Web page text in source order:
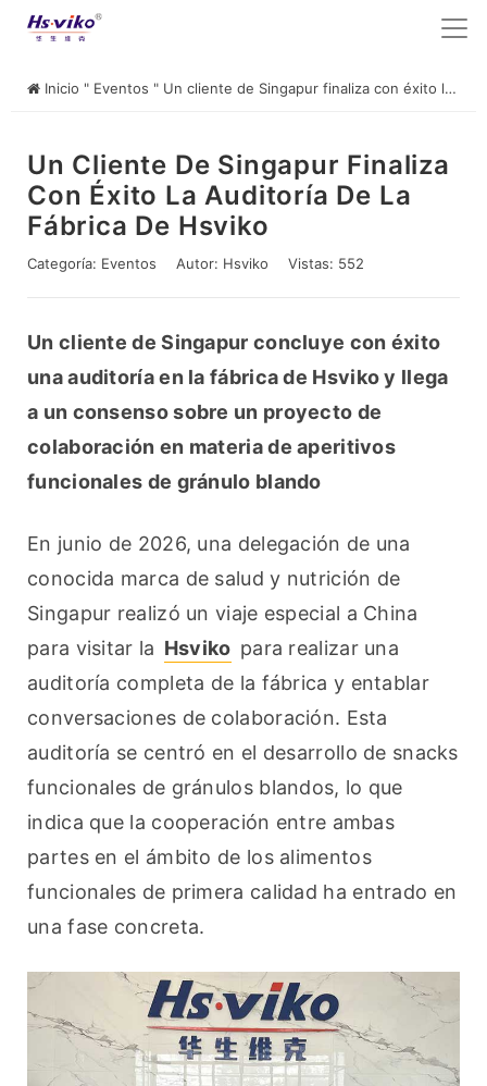
Inicio " Eventos " Un cliente de Singapur finaliza con éxito la auditoría de la fábrica de Hsviko
Un Cliente De Singapur Finaliza
Con Éxito La Auditoría De La
Fábrica De Hsviko
Categoría: Eventos Autor: Hsviko Vistas: 552
Un cliente de Singapur concluye con éxito
una auditoría en la fábrica de Hsviko y llega
a un consenso sobre un proyecto de
colaboración en materia de aperitivos
funcionales de gránulo blando
En junio de 2026, una delegación de una
conocida marca de salud y nutrición de
Singapur realizó un viaje especial a China
para visitar la Hsviko para realizar una
auditoría completa de la fábrica y entablar
conversaciones de colaboración. Esta
auditoría se centró en el desarrollo de snacks
funcionales de gránulos blandos, lo que
indica que la cooperación entre ambas
partes en el ámbito de los alimentos
funcionales de primera calidad ha entrado en
una fase concreta.